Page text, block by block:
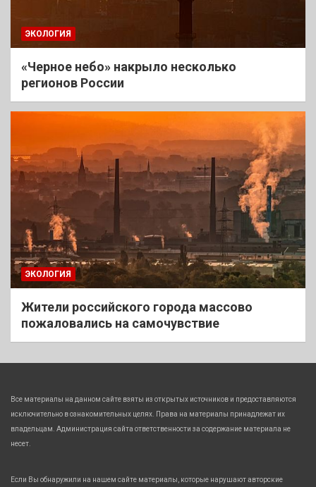
ЭКОЛОГИЯ
«Черное небо» накрыло несколько
регионов России
ЭКОЛОГИЯ
Жители российского города массово
пожаловались на самочувствие
Все материалы на данном сайте взяты из открытых источников и предоставляются
исключительно в ознакомительных целях. Права на материалы принадлежат их
владельцам. Администрация сайта ответственности за содержание материала не
несет.
Если Вы обнаружили на нашем сайте материалы, которые нарушают авторские